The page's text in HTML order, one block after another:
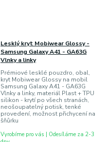
Lesklý kryt Mobiwear Glossy -
Samsung Galaxy A41 - GA63G
Vlnky a linky
Prémiové lesklé pouzdro, obal,
kryt Mobiwear Glossy na mobil
Samsung Galaxy A41 - GA63G
Vlnky a linky, materiál Plast + TPU
silikon - krytí po všech stranách,
neošoupatelný potisk, tenké
provedení, možnost přichycení na
šňůrku
Vyrobíme pro vás | Odesíláme za 2-3